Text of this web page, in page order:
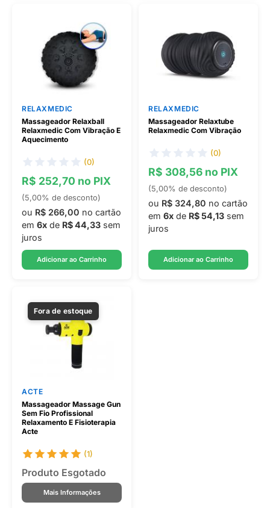
RELAXMEDIC
Massageador Relaxball
Relaxmedic Com Vibração E
Aquecimento
(0)
R$ 252,70 no PIX
(5,00% de desconto)
ou R$ 266,00 no cartão
em 6x de R$ 44,33 sem
juros
Adicionar ao Carrinho
RELAXMEDIC
Massageador Relaxtube
Relaxmedic Com Vibração
(0)
R$ 308,56 no PIX
(5,00% de desconto)
ou R$ 324,80 no cartão
em 6x de R$ 54,13 sem
juros
Adicionar ao Carrinho
Fora de estoque
ACTE
Massageador Massage Gun
Sem Fio Profissional
Relaxamento E Fisioterapia
Acte
(1)
Produto Esgotado
Mais Informações